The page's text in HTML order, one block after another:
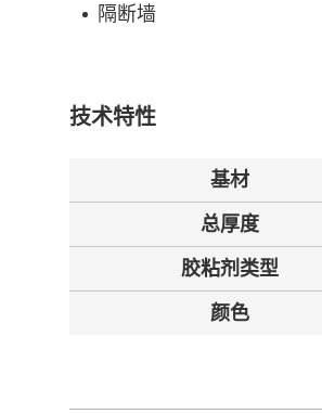
隔断墙
技术特性
基材
总厚度
胶粘剂类型
颜色